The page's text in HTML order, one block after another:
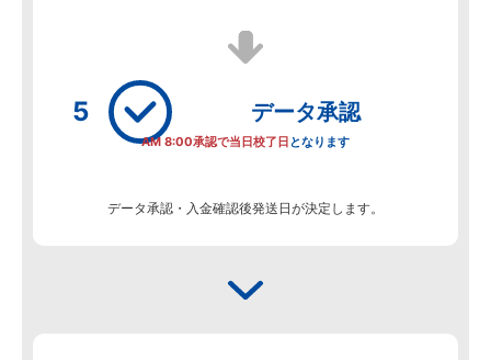
データ承認
AM 8:00承認で当日校了日 となります
データ承認・入金確認後発送日が決定します。